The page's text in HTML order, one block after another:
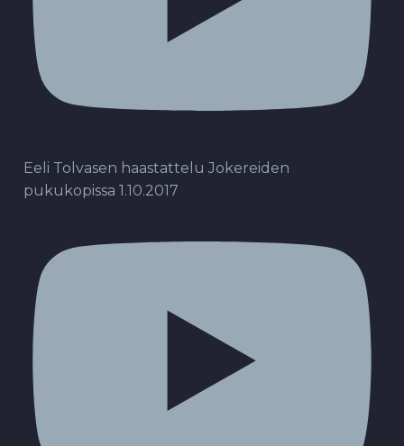
Eeli Tolvasen haastattelu Jokereiden
pukukopissa 1.10.2017